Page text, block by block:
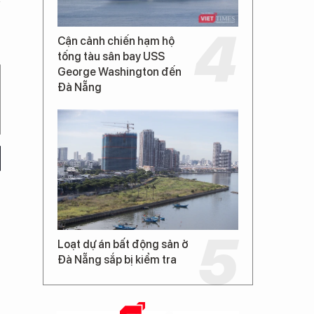
Cận cảnh chiến hạm hộ
tống tàu sân bay USS
George Washington đến
Đà Nẵng
Loạt dự án bất động sản ở
Đà Nẵng sắp bị kiểm tra